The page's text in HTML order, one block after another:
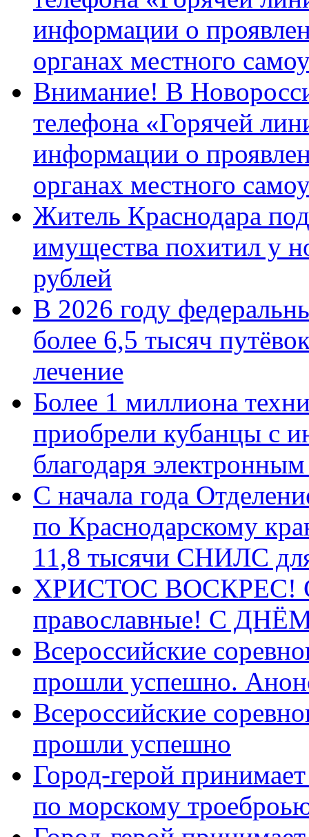
информации о
органах местного
Внимание! В
телефона «Горячей
информации о
органах местного
Житель Краснодара
имущества похитил у
рублей
В 2026 году
более 6,5 тысяч
лечение
Более 1 миллиона
приобрели кубанцы с
благодаря
С начала года
по Краснодарскому
11,8 тысячи СНИЛС
ХРИСТОС ВОСКРЕС! С
православные! C
Всероссийские
прошли успешно.
Всероссийские
прошли успешно
Город-герой
по морскому